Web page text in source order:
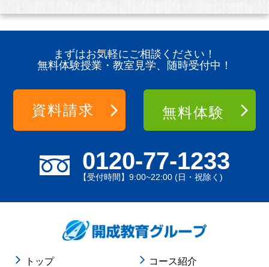
まずはお気軽にご相談ください！
無料体験授業・教室見学、随時受付中！
0120-77-1233
【受付時間】9:00~22:00 (日・祝除く)
資料請求 無料体験
トップ コース紹介